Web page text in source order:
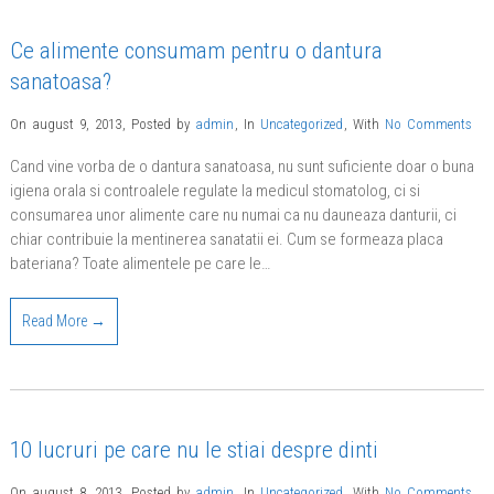
Ce alimente consumam pentru o dantura
sanatoasa?
On august 9, 2013, Posted by admin , In Uncategorized , With No Comments
Cand vine vorba de o dantura sanatoasa, nu sunt suficiente doar o buna
igiena orala si controalele regulate la medicul stomatolog, ci si
consumarea unor alimente care nu numai ca nu dauneaza danturii, ci
chiar contribuie la mentinerea sanatatii ei. Cum se formeaza placa
bateriana? Toate alimentele pe care le…
Read More →
10 lucruri pe care nu le stiai despre dinti